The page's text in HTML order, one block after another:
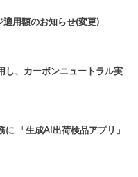
用額のお知らせ(変更)
し、カーボンニュートラル実
「生成AI出荷検品アプリ」